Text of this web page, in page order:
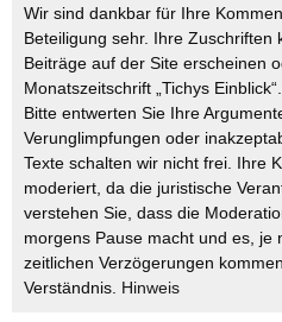
Wir sind dankbar für Ihre
Beteiligung sehr. Ihre Zuschriften
Beiträge auf der Site erscheinen
Monatszeitschrift „Tichys Einblick“.
Bitte entwerten Sie Ihre
Verunglimpfungen oder
Texte schalten wir nicht frei. Ihre
moderiert, da die juristische
verstehen Sie, dass die
morgens Pause macht und es, je
zeitlichen Verzögerungen
Verständnis. Hinweis